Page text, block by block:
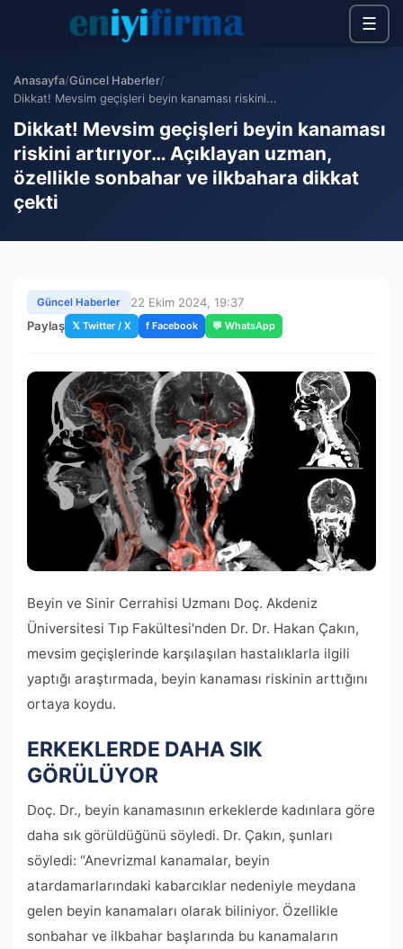
☰
Anasayfa/Güncel Haberler/
Dikkat! Mevsim geçişleri beyin kanaması riskini...
Dikkat! Mevsim geçişleri beyin kanaması
riskini artırıyor… Açıklayan uzman,
özellikle sonbahar ve ilkbahara dikkat
çekti
Güncel Haberler
22 Ekim 2024, 19:37
Paylaş 𝕏 Twitter / X f Facebook 💬 WhatsApp
Beyin ve Sinir Cerrahisi Uzmanı Doç. Akdeniz
Üniversitesi Tıp Fakültesi'nden Dr. Dr. Hakan Çakın,
mevsim geçişlerinde karşılaşılan hastalıklarla ilgili
yaptığı araştırmada, beyin kanaması riskinin arttığını
ortaya koydu.
ERKEKLERDE DAHA SIK
GÖRÜLÜYOR
Doç. Dr., beyin kanamasının erkeklerde kadınlara göre
daha sık görüldüğünü söyledi. Dr. Çakın, şunları
söyledi: “Anevrizmal kanamalar, beyin
atardamarlarındaki kabarcıklar nedeniyle meydana
gelen beyin kanamaları olarak biliniyor. Özellikle
sonbahar ve ilkbahar başlarında bu kanamaların